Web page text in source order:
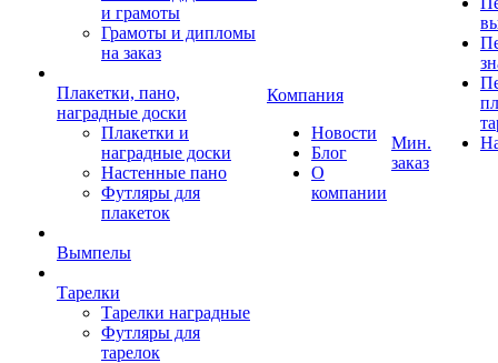
и грамоты
Грамоты и дипломы
на заказ
Плакетки, пано,
наградные доски
Плакетки и
наградные доски
Настенные пано
Футляры для
плакеток
Вымпелы
Тарелки
Тарелки наградные
Футляры для
тарелок
Компания
Новости
Блог
О
компании
Мин.
заказ